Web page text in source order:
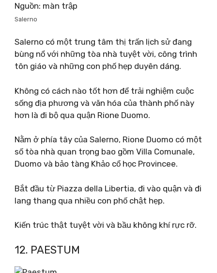
Nguồn: màn trập
Salerno
Salerno có một trung tâm thị trấn lịch sử đang
bùng nổ với những tòa nhà tuyệt vời, công trình
tôn giáo và những con phố hẹp duyên dáng.
Không có cách nào tốt hơn để trải nghiệm cuộc
sống địa phương và văn hóa của thành phố này
hơn là đi bộ qua quận Rione Duomo.
Nằm ở phía tây của Salerno, Rione Duomo có một
số tòa nhà quan trọng bao gồm Villa Comunale,
Duomo và bảo tàng Khảo cổ học Provincee.
Bắt đầu từ Piazza della Libertia, đi vào quận và đi
lang thang qua nhiều con phố chật hẹp.
Kiến trúc thật tuyệt vời và bầu không khí rực rỡ.
12. PAESTUM